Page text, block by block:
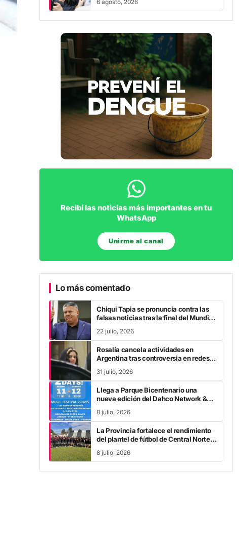
WhatsApp
Lo más comentado
Chiqui Tapia se pronuncia contra las
falsas noticias tras la final del Mundial
2026
Rosalía cancela actividades en
Argentina tras controversia en redes
sociales
Llega a Parque Bicentenario una
nueva edición del Dahco Network &
Burger Nick
La Provincia fortalece el rendimiento
del plantel de fútbol de Central Norte
con tecnología de vanguardia